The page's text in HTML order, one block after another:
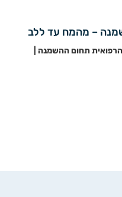
– מהמח עד ללב
תחום ההשמנה |